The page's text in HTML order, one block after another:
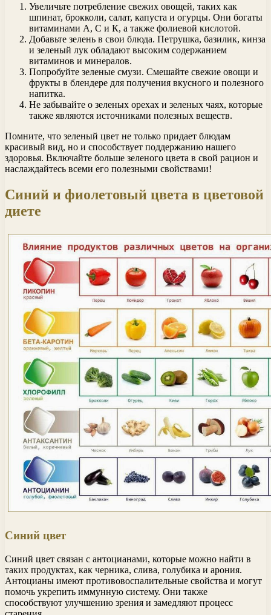
Увеличьте потребление свежих овощей, таких как
шпинат, брокколи, салат, капуста и огурцы. Они богаты
витаминами А, С и К, а также фолиевой кислотой.
Добавьте зелень в свои блюда. Петрушка, базилик, кинза
и зеленый лук обладают высоким содержанием
витаминов и минералов.
Попробуйте зеленые смузи. Смешайте свежие овощи и
фрукты в блендере для получения вкусного и полезного
напитка.
Не забывайте о зеленых орехах и зеленых чаях, которые
также являются источниками полезных веществ.
Помните, что зеленый цвет не только придает блюдам
красивый вид, но и способствует поддержанию нашего
здоровья. Включайте больше зеленого цвета в свой рацион и
наслаждайтесь всеми его полезными свойствами!
Синий и фиолетовый цвета в цветовой
диете
Синий цвет
Синий цвет связан с антоцианами, которые можно найти в
таких продуктах, как черника, слива, голубика и арония.
Антоцианы имеют противовоспалительные свойства и могут
помочь укрепить иммунную систему. Они также
способствуют улучшению зрения и замедляют процесс